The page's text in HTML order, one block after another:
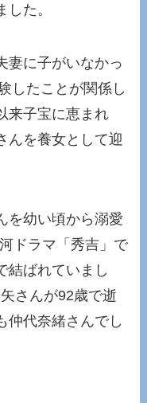
た。
妻に子がいなかっ
したことが関係し
来子宝に恵まれ
んを養女として迎
を幼い頃から溺愛
ドラマ「秀吉」で
結ばれていまし
さんが92歳で逝
仲代奈緒さんでし